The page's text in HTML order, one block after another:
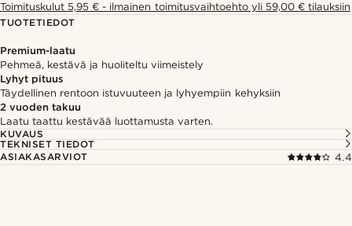
Toimituskulut 5,95 € - ilmainen toimitusvaihtoehto yli 59,00 € tilauksiin
TUOTETIEDOT
Premium-laatu
Pehmeä, kestävä ja huoliteltu viimeistely
Lyhyt pituus
Täydellinen rentoon istuvuuteen ja lyhyempiin kehyksiin
2 vuoden takuu
Laatu taattu kestävää luottamusta varten.
KUVAUS
TEKNISET TIEDOT
ASIAKASARVIOT
4.4